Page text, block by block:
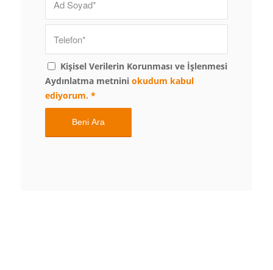
Kişisel Verilerin Korunması ve İşlenmesi
Aydınlatma metnini okudum kabul
ediyorum. *